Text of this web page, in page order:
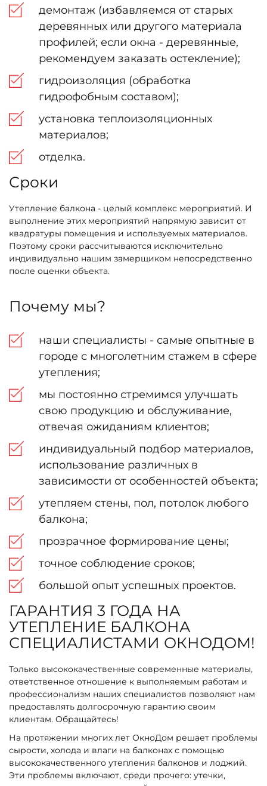
демонтаж (избавляемся от старых
деревянных или другого материала
профилей; если окна - деревянные,
рекомендуем заказать остекление);
гидроизоляция (обработка
гидрофобным составом);
установка теплоизоляционных
материалов;
отделка.
Сроки
Утепление балкона - целый комплекс мероприятий. И
выполнение этих мероприятий напрямую зависит от
квадратуры помещения и используемых материалов.
Поэтому сроки рассчитываются исключительно
индивидуально нашим замерщиком непосредственно
после оценки объекта.
Почему мы?
наши специалисты - самые опытные в
городе с многолетним стажем в сфере
утепления;
мы постоянно стремимся улучшать
свою продукцию и обслуживание,
отвечая ожиданиям клиентов;
индивидуальный подбор материалов,
использование различных в
зависимости от особенностей объекта;
утепляем стены, пол, потолок любого
балкона;
прозрачное формирование цены;
точное соблюдение сроков;
большой опыт успешных проектов.
ГАРАНТИЯ 3 ГОДА НА
УТЕПЛЕНИЕ БАЛКОНА
СПЕЦИАЛИСТАМИ ОКНОДОМ!
Только высококачественные современные материалы,
ответственное отношение к выполняемым работам и
профессионализм наших специалистов позволяют нам
предоставлять долгосрочную гарантию своим
клиентам. Обращайтесь!
На протяжении многих лет ОкноДом решает проблемы
сырости, холода и влаги на балконах с помощью
высококачественного утепления балконов и лоджий.
Эти проблемы включают, среди прочего: утечки,